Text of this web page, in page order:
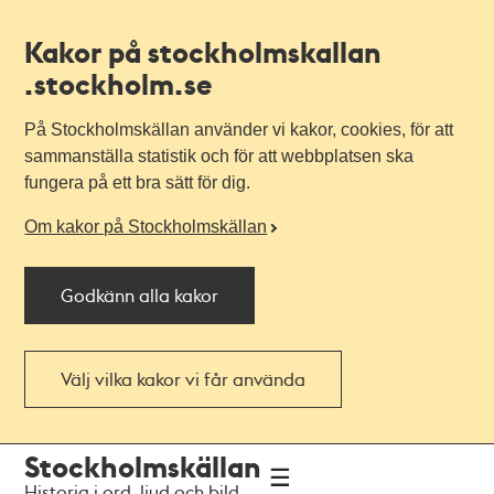
Kakor på stockholmskallan
.stockholm.se
På Stockholmskällan använder vi kakor, cookies, för att
sammanställa statistik och för att webbplatsen ska
fungera på ett bra sätt för dig.
Om kakor på Stockholmskällan
Godkänn alla kakor
Välj vilka kakor vi får använda
navigationen
huvudinnehållet
Stockholmskällan